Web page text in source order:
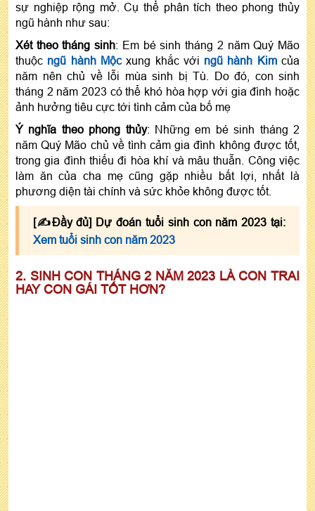
sự nghiệp rộng mở. Cụ thể phân tích theo phong thủy
ngũ hành như sau:
Xét theo tháng sinh: Em bé sinh tháng 2 năm Quý Mão
thuộc ngũ hành Mộcxung khắc với ngũ hành Kimcủa
năm nên chủ về lỗi mùa sinh bị Tù. Do đó, con sinh
tháng 2 năm 2023 có thể khó hòa hợp với gia đình hoặc
ảnh hưởng tiêu cực tới tình cảm của bố mẹ
Ý nghĩa theo phong thủy: Những em bé sinh tháng 2
năm Quý Mão chủ về tình cảm gia đình không được tốt,
trong gia đình thiếu đi hòa khí và mâu thuẫn. Công việc
làm ăn của cha mẹ cũng gặp nhiều bất lợi, nhất là
phương diện tài chính và sức khỏe không được tốt.
[✍Đầy đủ] Dự đoán tuổi sinh con năm 2023 tại:
Xem tuổi sinh con năm 2023
2. SINH CON THÁNG 2 NĂM 2023 LÀ CON TRAI
HAY CON GÁI TỐT HƠN?